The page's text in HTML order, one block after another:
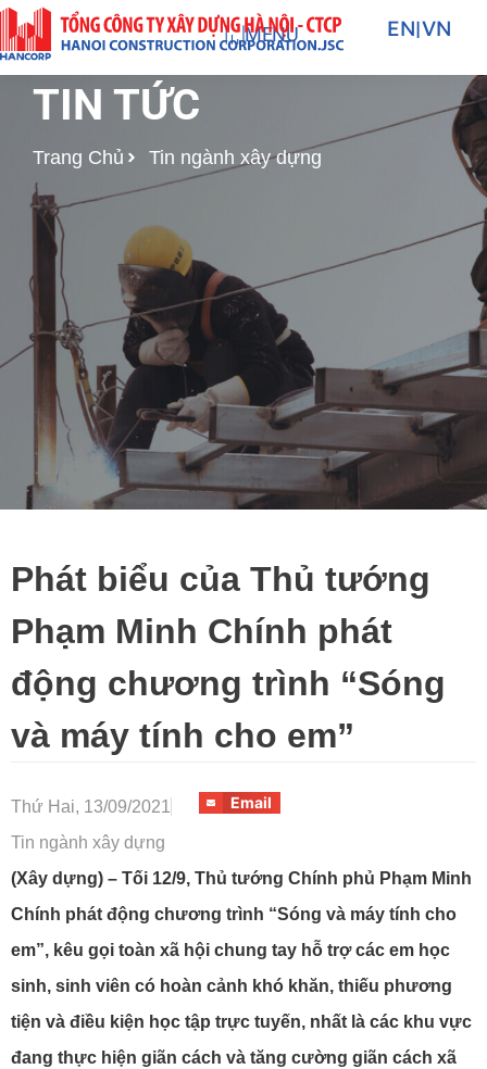
Nhảy
tới
nội
dung
MENU EN|VN
TIN TỨC
Trang Chủ Tin ngành xây dựng
Phát biểu của Thủ tướng
Phạm Minh Chính phát
động chương trình “Sóng
và máy tính cho em”
Thứ Hai, 13/09/2021
Tin ngành xây dựng
Email
(Xây dựng) – Tối 12/9, Thủ tướng Chính phủ Phạm Minh
Chính phát động chương trình “Sóng và máy tính cho
em”, kêu gọi toàn xã hội chung tay hỗ trợ các em học
sinh, sinh viên có hoàn cảnh khó khăn, thiếu phương
tiện và điều kiện học tập trực tuyến, nhất là các khu vực
đang thực hiện giãn cách và tăng cường giãn cách xã